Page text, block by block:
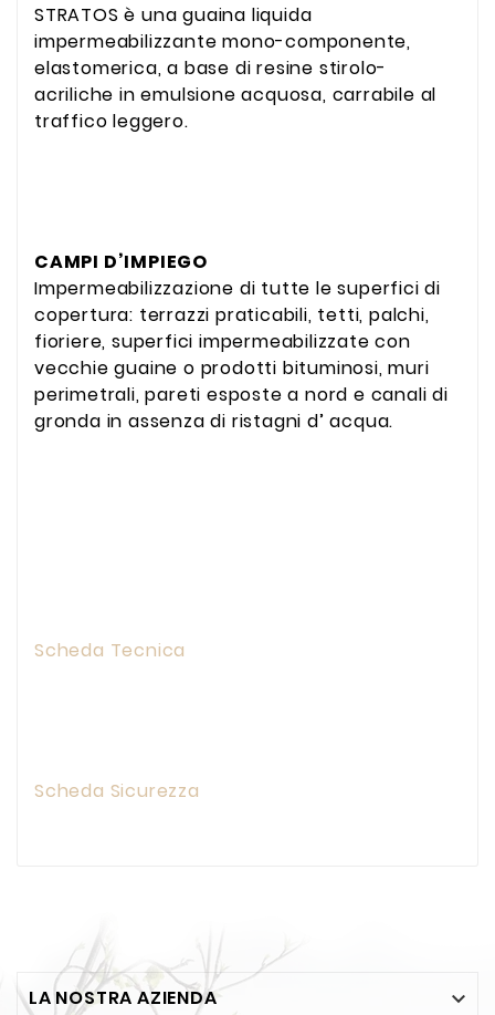
STRATOS è una guaina liquida
impermeabilizzante mono-componente,
elastomerica, a base di resine stirolo-
acriliche in emulsione acquosa, carrabile al
traffico leggero.
CAMPI D’IMPIEGO
Impermeabilizzazione di tutte le superfici di
copertura: terrazzi praticabili, tetti, palchi,
fioriere, superfici impermeabilizzate con
vecchie guaine o prodotti bituminosi, muri
perimetrali, pareti esposte a nord e canali di
gronda in assenza di ristagni d’ acqua.
Scheda Tecnica
Scheda Sicurezza
LA NOSTRA AZIENDA 